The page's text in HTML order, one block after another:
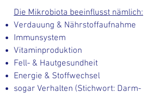
Die Mikrobiota beeinflusst nämlich:
Verdauung & Nährstoffaufnahme
Immunsystem
Vitaminproduktion
Fell- & Hautgesundheit
Energie & Stoffwechsel
sogar Verhalten (Stichwort: Darm-